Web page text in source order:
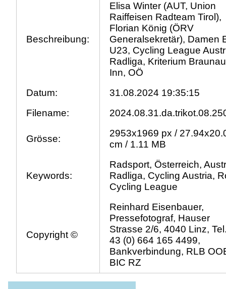
Beschreibung:
Elisa Winter (AUT, Union
Raiffeisen Radteam Tirol),
Florian König (ÖRV
Generalsekretär), Damen
U23, Cycling League
Radliga, Kriterium
Inn, OÖ
Datum:
31.08.2024 19:35:15
Filename:
Grösse:
2953x1969 px /
cm / 1.11 MB
Keywords:
Radsport, Österreich,
Radliga, Cycling Austria,
Cycling League
Copyright ©
Reinhard Eisenbauer,
Pressefotograf, Hauser
Strasse 2/6, 4040 Linz,
43 (0) 664 165 4499,
Bankverbindung, RLB
BIC RZ